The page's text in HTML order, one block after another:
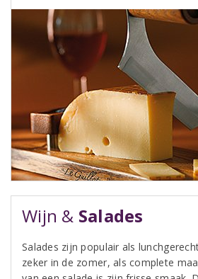
Wijn & Salades
Salades zijn populair als
zeker in de zomer, als complete